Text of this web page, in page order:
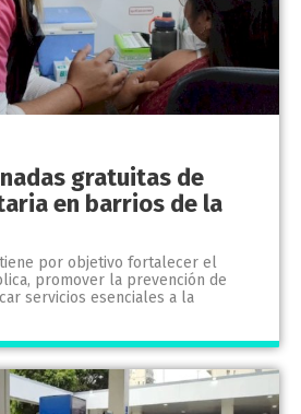
gratuitas de
en barrios de la
tiene por objetivo fortalecer el
promover la prevención de
servicios esenciales a la